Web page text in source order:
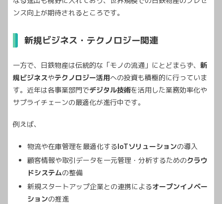
ンス向上が期待されるところです。
新規ビジネス・テクノロジー関連
一方で、日鉄物産は伝統的な「モノの流通」にとどまらず、 新
規ビジネスやテクノロジー活用への投資も積極的に行っていま
す。近年は各事業部門でデジタル技術を活用した業務効率化や
サプライチェーンの最適化が進行中です。
例えば、
物流や在庫管理を最適化するIoTソリューションの導入
顧客情報や取引データを一元管理・分析するためのクラウ
ドシステムの整備
新規スタートアップ企業との連携によるオープンイノベー
ションの推進